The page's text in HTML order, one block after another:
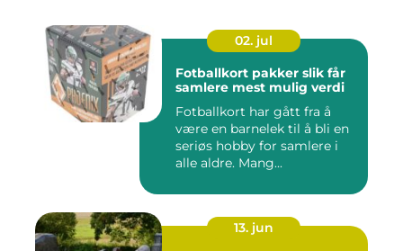
02. jul
Fotballkort pakker slik får
samlere mest mulig verdi
Fotballkort har gått fra å
være en barnelek til å bli en
seriøs hobby for samlere i
alle aldre. Mang...
13. jun